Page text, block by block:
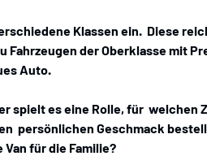
Klassen ein.  Diese
Fahrzeugen der Oberklasse mit
Auto.
spielt es eine Rolle, für  welchen
persönlichen Geschmack
für die Familie?